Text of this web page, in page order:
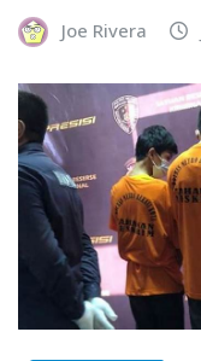
Joe Rivera